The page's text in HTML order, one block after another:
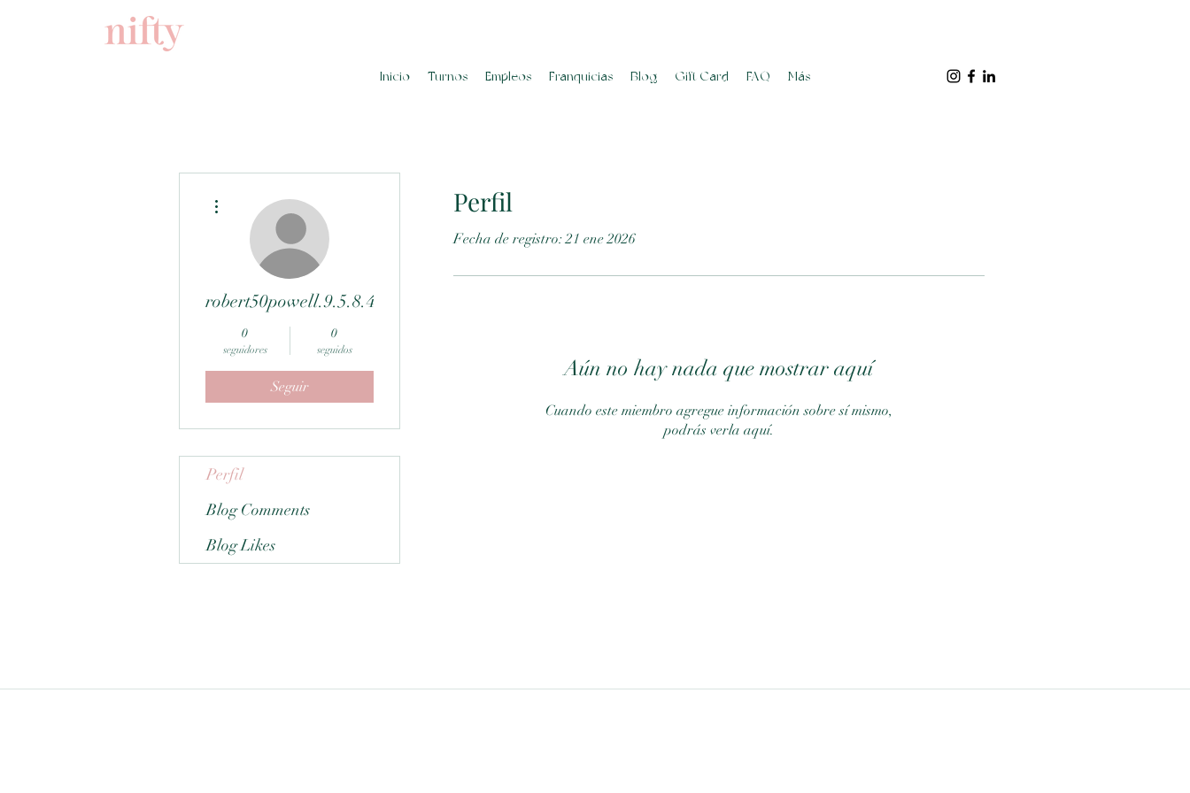
Inicio Turnos Empleos Franquicias Blog Gift Card FAQ Más
Perfil
Fecha de registro: 21 ene 2026
Aún no hay nada que mostrar aquí
Cuando este miembro agregue información sobre sí mismo,
podrás verla aquí.
robert50powell.9.5.8.4+abc123
0
seguidores
0
seguidos
Seguir
Perfil
Blog Comments
Blog Likes